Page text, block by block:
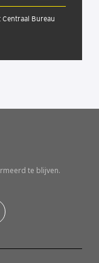
Bureau
te blijven.